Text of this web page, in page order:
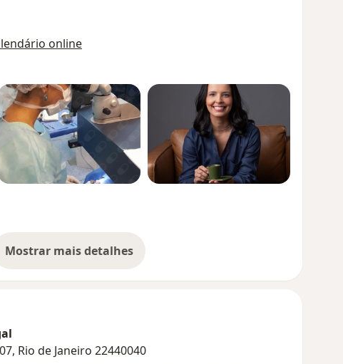
online
Mostrar mais detalhes
sobre a experiência
Rio de Janeiro 22440040